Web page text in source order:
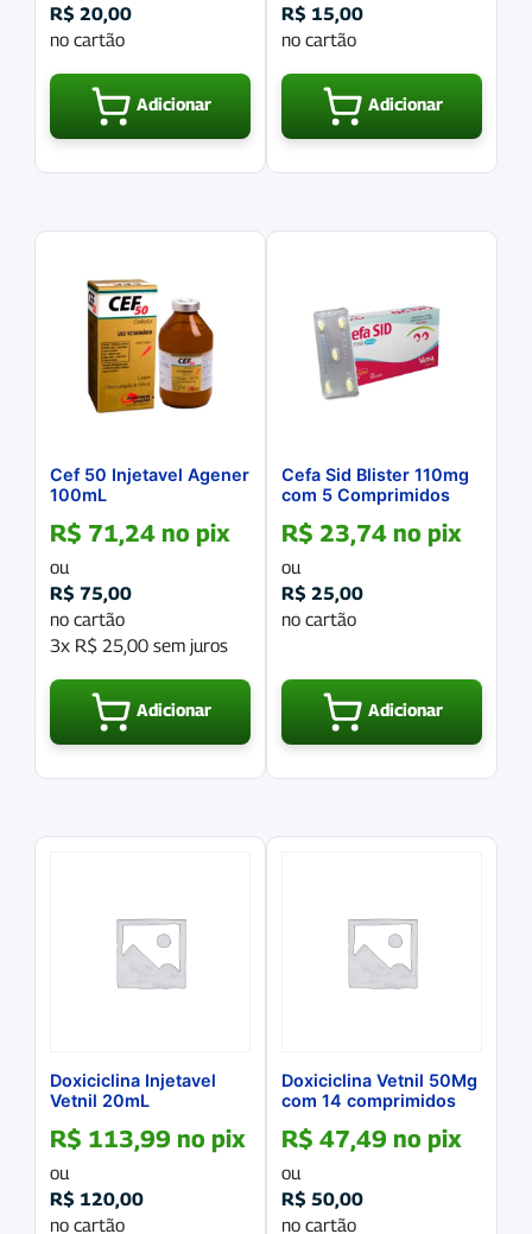
R$ 20,00
no cartão
Adicionar
R$ 15,00
no cartão
Adicionar
Cef 50 Injetavel Agener
100mL
R$ 71,24 no pix
ou
R$ 75,00
no cartão
3x R$ 25,00 sem juros
Adicionar
Cefa Sid Blister 110mg
com 5 Comprimidos
R$ 23,74 no pix
ou
R$ 25,00
no cartão
Adicionar
Doxiciclina Injetavel
Vetnil 20mL
R$ 113,99 no pix
ou
R$ 120,00
no cartão
Doxiciclina Vetnil 50Mg
com 14 comprimidos
R$ 47,49 no pix
ou
R$ 50,00
no cartão